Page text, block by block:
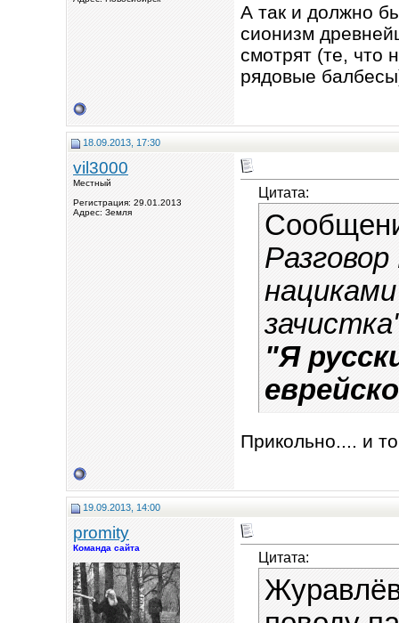
А так и должно
сионизм
смотрят (те, что
рядовые
18.09.2013, 17:30
vil3000
Местный
Регистрация: 29.01.2013
Адрес: Земля
Цитата:
"Я
Прикольно.... и
19.09.2013, 14:00
promity
Команда сайта
Цитата: